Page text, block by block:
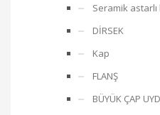
Seramik astarlı
DİRSEK
Kap
FLANŞ
BÜYÜK ÇAP